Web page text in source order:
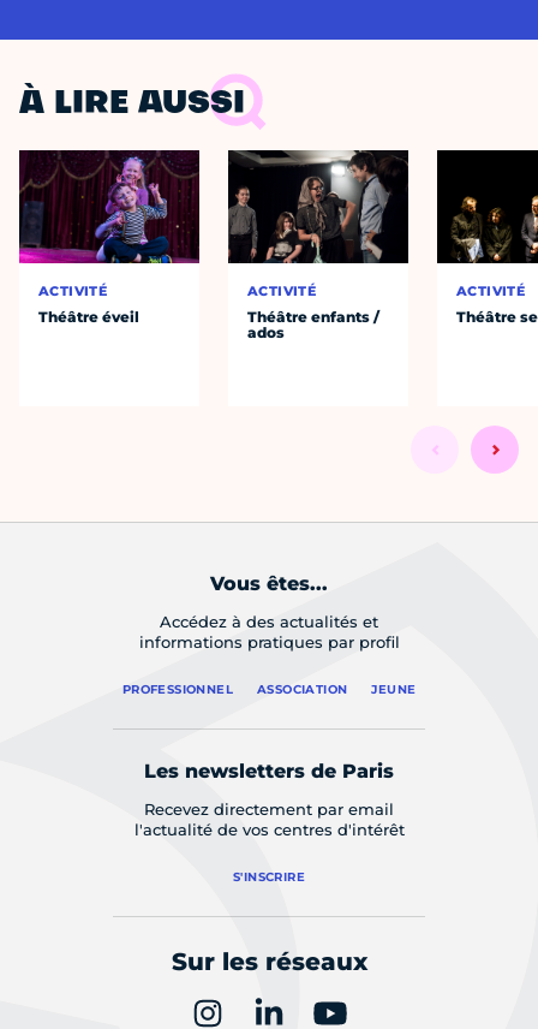
À LIRE AUSSI
ACTIVITÉ
Théâtre éveil
ACTIVITÉ
Théâtre enfants /
ados
ACTIVITÉ
Théâtre
Vous êtes...
Accédez à des actualités et
informations pratiques par profil
PROFESSIONNEL ASSOCIATION JEUNE
Les newsletters de Paris
Recevez directement par email
l'actualité de vos centres d'intérêt
S'INSCRIRE
Sur les réseaux